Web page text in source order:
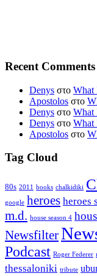
Recent Comments
Denys στο What
Apostolos στο
Denys στο What
Denys στο What
Apostolos στο
Tag Cloud
80s 2011 books chalkidiki
google heroes heroes
m.d. house season 4
Newsfilter
Podcast Roger Federer
thessaloniki tribute